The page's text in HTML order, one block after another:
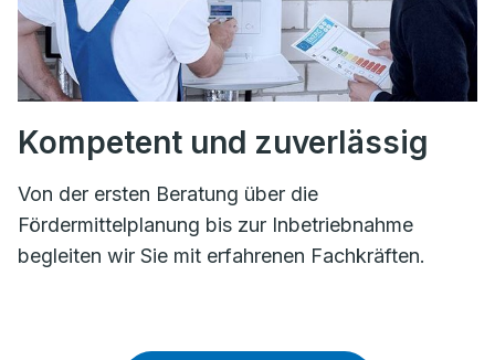
Kompetent und zuverlässig
Von der ersten Beratung über die
Fördermittelplanung bis zur Inbetriebnahme
begleiten wir Sie mit erfahrenen Fachkräften.